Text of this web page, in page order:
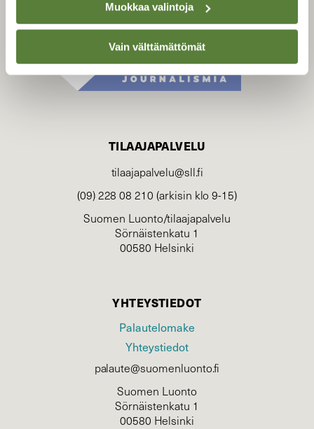
Muokkaa valintoja
Vain välttämättömät
TILAAJAPALVELU
tilaajapalvelu@sll.fi
(09) 228 08 210 (arkisin klo 9-15)
Suomen Luonto/tilaajapalvelu
Sörnäistenkatu 1
00580 Helsinki
YHTEYSTIEDOT
Palautelomake
Yhteystiedot
palaute@suomenluonto.fi
Suomen Luonto
Sörnäistenkatu 1
00580 Helsinki